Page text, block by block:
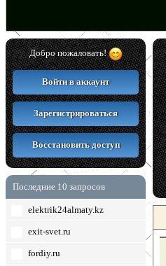
Добро пожаловать!
Войти в аккаунт
Зарегистрироваться
Восстановить доступ
Последние 10 запросов
elektrik24almaty.kz
exit-svet.ru
fordiy.ru